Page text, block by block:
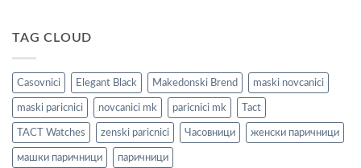
Еве
знаете
за
да
не
згрешите
Комплетирајте
со
елегантен
часовник
TAG CLOUD
Casovnici Elegant Black Makedonski Brend maski novcanici
maski paricnici novcanici mk paricnici mk Tact
TACT Watches zenski paricnici Часовници женски паричници
машки паричници паричници